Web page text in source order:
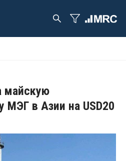
майскую
МЭГ в Азии на USD20